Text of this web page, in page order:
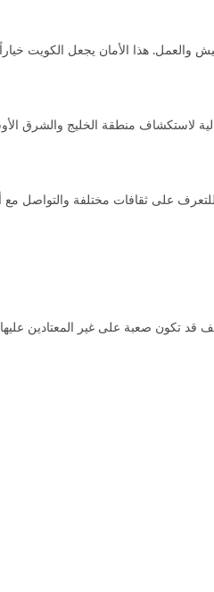
هذا الأمان يجعل الكويت خياراً
لاستكشاف منطقة الخليج والشرق
للتعرف على ثقافات مختلفة
تكون صعبة على غير المعتادين